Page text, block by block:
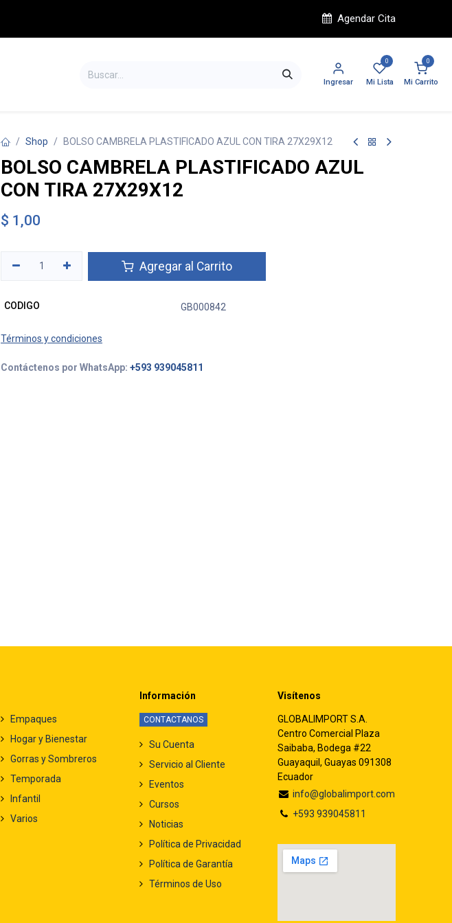
Agendar Cita
Ingresar
0
Mi Lista
0
Mi Carrito
Shop BOLSO CAMBRELA PLASTIFICADO AZUL CON TIRA 27X29X12
BOLSO CAMBRELA PLASTIFICADO AZUL
CON TIRA 27X29X12
$ 1,00
Agregar al Carrito
CODIGO GB000842
Términos y condiciones
Contáctenos por WhatsApp: +593 939045811
Empaques
Hogar y Bienestar
Gorras y Sombreros
Temporada
Infantil
Varios
Información
CONTACTANOS
Su Cuenta
Servicio al Cliente
Eventos
Cursos
Noticias
Política de Privacidad
Política de Garantía
Términos de Uso
Visítenos
GLOBALIMPORT S.A.
Centro Comercial Plaza
Saibaba, Bodega #22
Guayaquil, Guayas 091308
Ecuador
info@globalimport.com
+593 939045811